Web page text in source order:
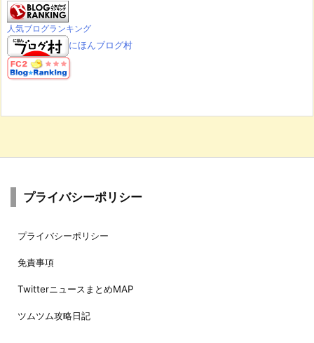
人気ブログランキング
にほんブログ村
プライバシーポリシー
プライバシーポリシー
免責事項
TwitterニュースまとめMAP
ツムツム攻略日記